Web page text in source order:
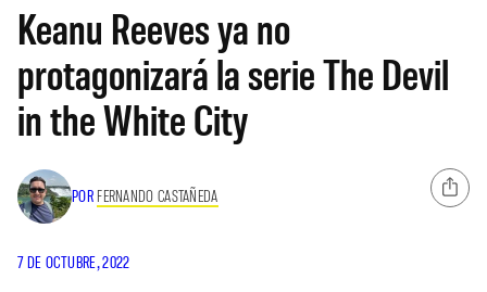
Keanu Reeves ya no
protagonizará la serie The Devil
in the White City
POR FERNANDO CASTAÑEDA
7 DE OCTUBRE, 2022